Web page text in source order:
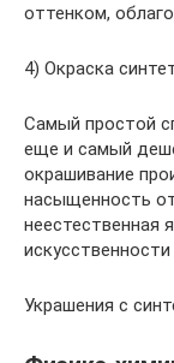
оттенком,
4) Окраска
Самый простой
еще и самый
окрашивание
насыщенность
неестественная
Украшения с